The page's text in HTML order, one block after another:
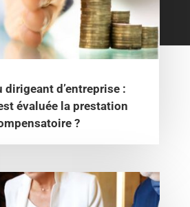
dirigeant d’entreprise :
évaluée la prestation
?